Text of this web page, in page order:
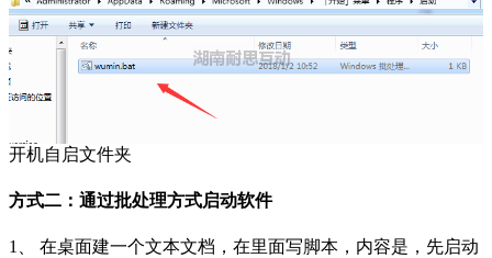
开机自启文件夹
方式二：通过批处理方式启动软件
1、 在桌面建一个文本文档，在里面写脚本，内容是，先启动